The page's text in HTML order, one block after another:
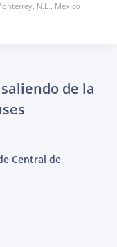
N.L., México
de la
Central de